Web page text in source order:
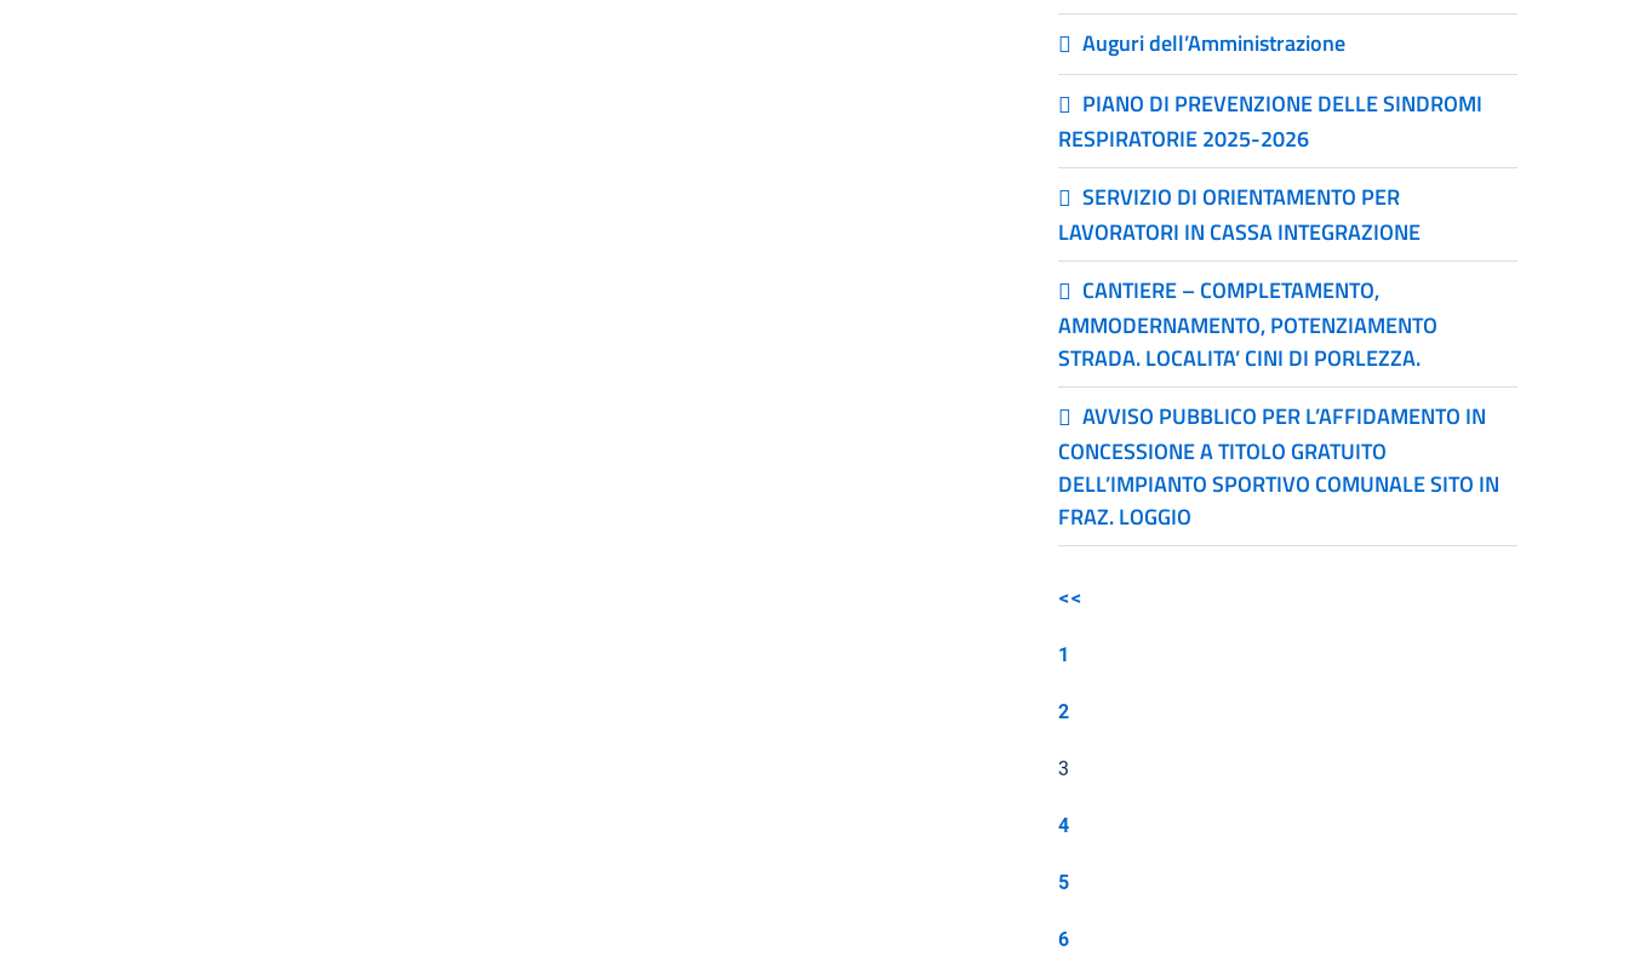
Auguri dell’Amministrazione
PIANO DI PREVENZIONE DELLE SINDROMI
RESPIRATORIE 2025-2026
SERVIZIO DI ORIENTAMENTO PER
LAVORATORI IN CASSA INTEGRAZIONE
CANTIERE – COMPLETAMENTO,
AMMODERNAMENTO, POTENZIAMENTO
STRADA. LOCALITA’ CINI DI PORLEZZA.
AVVISO PUBBLICO PER L’AFFIDAMENTO IN
CONCESSIONE A TITOLO GRATUITO
DELL’IMPIANTO SPORTIVO COMUNALE SITO IN
FRAZ. LOGGIO
<<
1
2
3
4
5
6